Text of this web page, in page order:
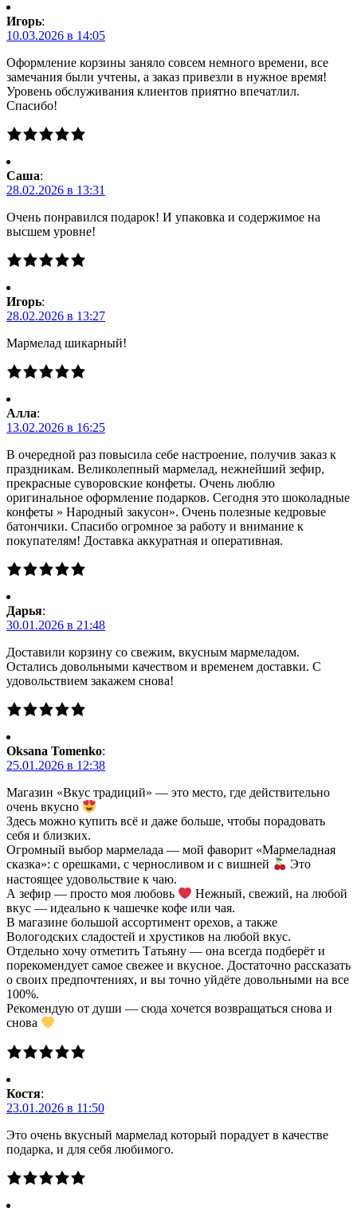
Игорь:
10.03.2026 в 14:05
Оформление корзины заняло совсем немного времени, все
замечания были учтены, а заказ привезли в нужное время!
Уровень обслуживания клиентов приятно впечатлил.
Спасибо!
Саша:
28.02.2026 в 13:31
Очень понравился подарок! И упаковка и содержимое на
высшем уровне!
Игорь:
28.02.2026 в 13:27
Мармелад шикарный!
Алла:
13.02.2026 в 16:25
В очередной раз повысила себе настроение, получив заказ к
праздникам. Великолепный мармелад, нежнейший зефир,
прекрасные суворовские конфеты. Очень люблю
оригинальное оформление подарков. Сегодня это шоколадные
конфеты » Народный закусон». Очень полезные кедровые
батончики. Спасибо огромное за работу и внимание к
покупателям! Доставка аккуратная и оперативная.
Дарья:
30.01.2026 в 21:48
Доставили корзину со свежим, вкусным мармеладом.
Остались довольными качеством и временем доставки. С
удовольствием закажем снова!
Oksana Tomenko:
25.01.2026 в 12:38
Магазин «Вкус традиций» — это место, где действительно
очень вкусно
Здесь можно купить всё и даже больше, чтобы порадовать
себя и близких.
Огромный выбор мармелада — мой фаворит «Мармеладная
сказка»: с орешками, с черносливом и с вишней
Это
настоящее удовольствие к чаю.
А зефир — просто моя любовь
Нежный, свежий, на любой
вкус — идеально к чашечке кофе или чая.
В магазине большой ассортимент орехов, а также
Вологодских сладостей и хрустиков на любой вкус.
Отдельно хочу отметить Татьяну — она всегда подберёт и
порекомендует самое свежее и вкусное. Достаточно рассказать
о своих предпочтениях, и вы точно уйдёте довольными на все
100%.
Рекомендую от души — сюда хочется возвращаться снова и
снова
Костя:
23.01.2026 в 11:50
Это очень вкусный мармелад который порадует в качестве
подарка, и для себя любимого.